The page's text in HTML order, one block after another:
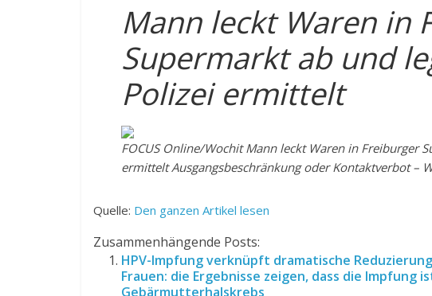
Mann leckt Waren in
Supermarkt ab und
Polizei ermittelt
FOCUS Online/Wochit Mann leckt Waren in Freiburger
ermitteltAusgangsbeschränkung oder Kontaktverbot –
Quelle: Den ganzen Artikel lesen
Zusammenhängende Posts:
HPV-Impfung verknüpft dramatische
Frauen: die Ergebnisse zeigen, dass die Impfung
Gebärmutterhalskrebs